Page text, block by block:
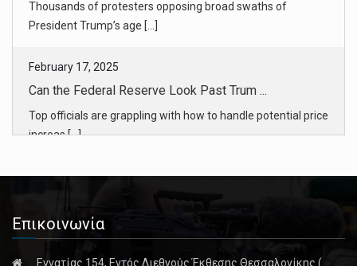
President Trump’s age [...]
Can the Federal Reserve Look Past Trum ...
Top officials are grappling with how to handle potential price
increas [...]
European Leaders Meet to Discuss Ukrai ...
diplomacy expecte [...]
Επικοινωνία
Εγνατίας 154, Εντός Διεθνούς Έκθεσης Θεσσαλονίκης (